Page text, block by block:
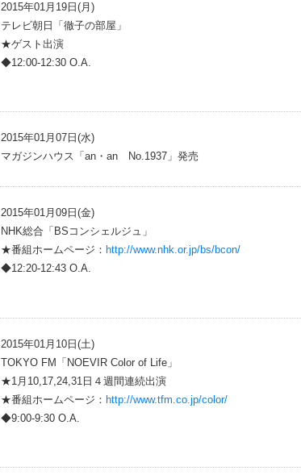
2015年01月19日(月)
テレビ朝日「徹子の部屋」
★ゲスト出演
◆12:00-12:30 O.A.
2015年01月07日(水)
マガジンハウス「an・an No.1937」発売
2015年01月09日(金)
NHK総合「BSコンシェルジュ」
★番組ホームページ： http://www.nhk.or.jp/bs/bcon/
◆12:20-12:43 O.A.
2015年01月10日(土)
TOKYO FM「NOEVIR Color of Life」
★1月10,17,24,31日４週間連続出演
★番組ホームページ： http://www.tfm.co.jp/color/
◆9:00-9:30 O.A.